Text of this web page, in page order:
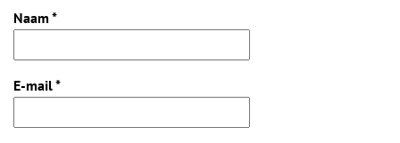
Naam *
E-mail*